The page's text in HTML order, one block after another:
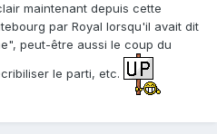
maintenant depuis cette
par Royal lorsqu'il avait dit
peut-être aussi le coup du
le parti, etc.